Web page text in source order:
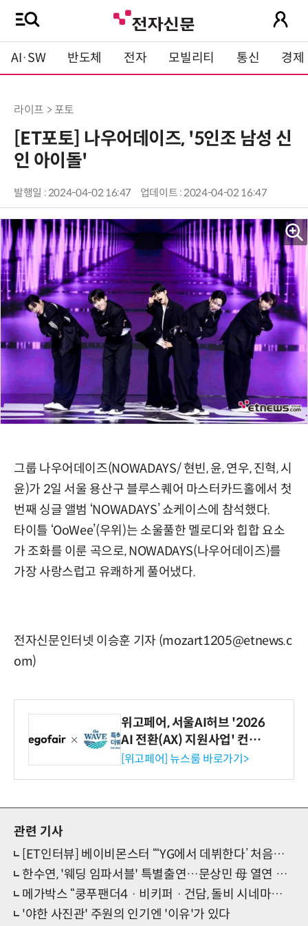
AI·SW 반도체 전자 모빌리티 통신 경제
라이프 > 포토
[ET포토] 나우어데이즈, '5인조 남성 신
인 아이돌'
발행일 : 2024-04-02 16:47 업데이트 : 2024-04-02 16:47
그룹 나우어데이즈(NOWADAYS/ 현빈, 윤, 연우, 진혁, 시
윤)가 2일 서울 용산구 블루스퀘어 마스터카드홀에서 첫
번째 싱글 앨범 ‘NOWADAYS’ 쇼케이스에 참석했다.
타이틀 ‘OoWee’(우위)는 소울풀한 멜로디와 힙합 요소
가 조화를 이룬 곡으로, NOWADAYS(나우어데이즈)를
가장 사랑스럽고 유쾌하게 풀어냈다.
전자신문인터넷 이승훈 기자 (mozart1205@etnews.c
om)
위고페어, 서울AI허브 '2026
AI 전환(AX) 지원사업' 컨소
시엄 선정
[위고페어] 뉴스룸 바로가기>
관련 기사
[ET인터뷰] 베이비몬스터 “‘YG에서 데뷔한다’ 처음부터 그 생각뿐이었어요!”
한수연, '웨딩 임파서블' 특별출연…문상민 母 열연 주목
메가박스 “쿵푸팬더4 · 비키퍼 · 건담, 돌비 시네마에서 즐기세요”
'야한 사진관' 주원의 인기엔 '이유'가 있다